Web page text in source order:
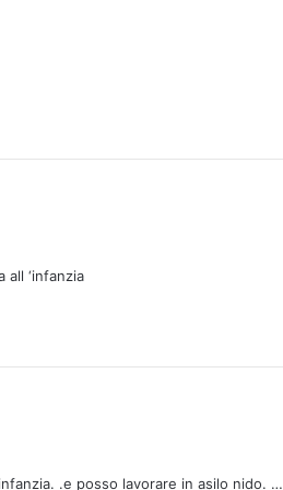
all ‘infanzia
.e posso lavorare in asilo nido. …